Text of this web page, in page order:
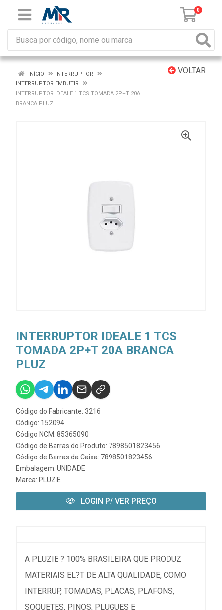
0
VOLTAR
INÍCIO
INTERRUPTOR
INTERRUPTOR EMBUTIR
INTERRUPTOR IDEALE 1 TCS TOMADA 2P+T 20A
BRANCA PLUZ
INTERRUPTOR IDEALE 1 TCS
TOMADA 2P+T 20A BRANCA
PLUZ
Código do Fabricante: 3216
Código: 152094
Código NCM: 85365090
Código de Barras do Produto: 7898501823456
Código de Barras da Caixa: 7898501823456
Embalagem: UNIDADE
Marca: PLUZIE
LOGIN P/ VER PREÇO
A PLUZIE ? 100% BRASILEIRA QUE PRODUZ
MATERIAIS EL?T DE ALTA QUALIDADE, COMO
INTERRUP, TOMADAS, PLACAS, PLAFONS,
SOQUETES, PINOS, PLUGUES E